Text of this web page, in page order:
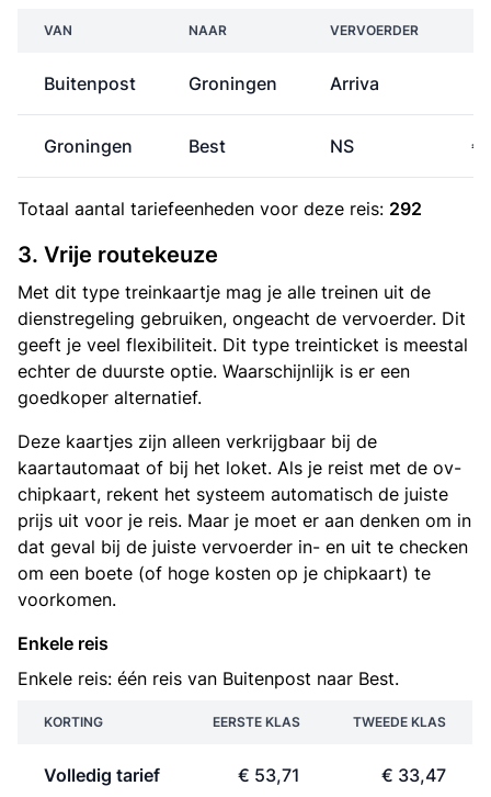
VAN NAAR VERVOERDER
Buitenpost Groningen Arriva
Groningen Best NS €
Totaal aantal tariefeenheden voor deze reis: 292
3. Vrije routekeuze
Met dit type treinkaartje mag je alle treinen uit de
dienstregeling gebruiken, ongeacht de vervoerder. Dit
geeft je veel flexibiliteit. Dit type treinticket is meestal
echter de duurste optie. Waarschijnlijk is er een
goedkoper alternatief.
Deze kaartjes zijn alleen verkrijgbaar bij de
kaartautomaat of bij het loket. Als je reist met de ov-
chipkaart, rekent het systeem automatisch de juiste
prijs uit voor je reis. Maar je moet er aan denken om in
dat geval bij de juiste vervoerder in- en uit te checken
om een boete (of hoge kosten op je chipkaart) te
voorkomen.
Enkele reis
Enkele reis: één reis van Buitenpost naar Best.
KORTING EERSTE KLAS TWEEDE KLAS
Volledig tarief € 53,71 € 33,47